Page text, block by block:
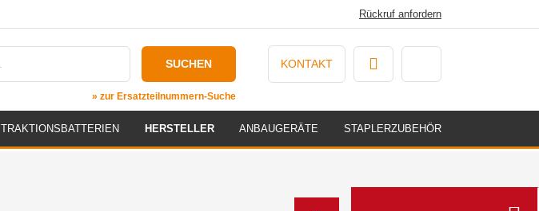
Rückruf anfordern
SUCHEN
» zur Ersatzteilnummern-Suche
KONTAKT
TRAKTIONSBATTERIEN HERSTELLER ANBAUGERÄTE STAPLERZUBEHÖR